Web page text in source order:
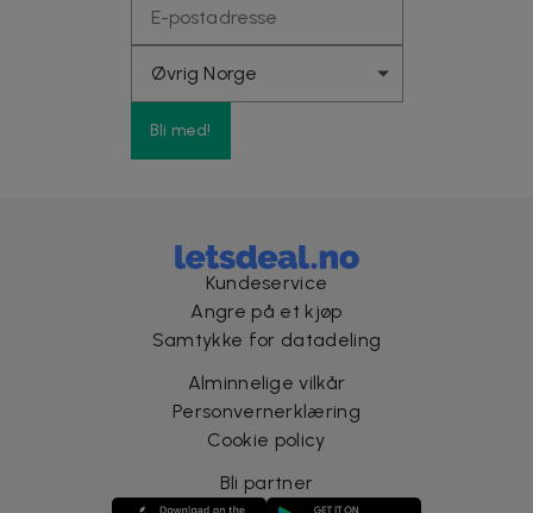
Bli med!
Kundeservice
Angre på et kjøp
Samtykke for datadeling
Alminnelige vilkår
Personvernerklæring
Cookie policy
Bli partner